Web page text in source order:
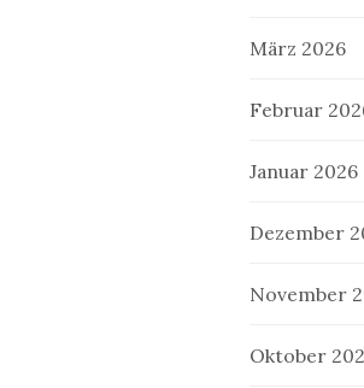
März 2026
Februar
Januar 2026
Dezember
November
Oktober